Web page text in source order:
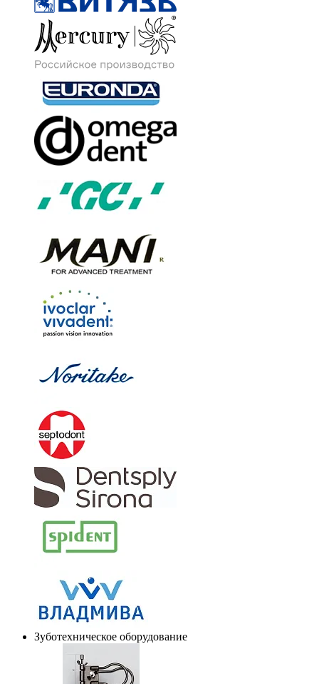
Зуботехническое оборудование